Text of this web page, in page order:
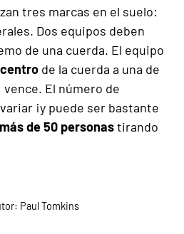
tres marcas en el suelo:
Dos equipos deben
de una cuerda. El equipo
centro de la cuerda a una de
vence. El número de
¡y puede ser bastante
más de 50 personastirando
Paul Tomkins